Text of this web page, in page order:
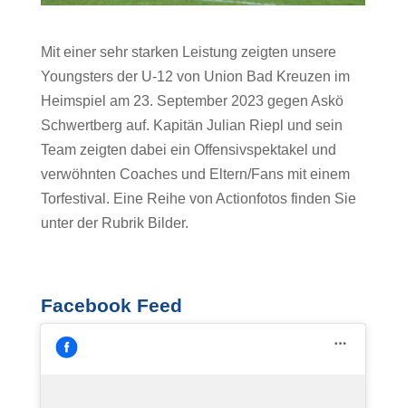
Mit einer sehr starken Leistung zeigten unsere
Youngsters der U-12 von Union Bad Kreuzen im
Heimspiel am 23. September 2023 gegen Askö
Schwertberg auf. Kapitän Julian Riepl und sein
Team zeigten dabei ein Offensivspektakel und
verwöhnten Coaches und Eltern/Fans mit einem
Torfestival. Eine Reihe von Actionfotos finden Sie
unter der Rubrik Bilder.
Facebook Feed